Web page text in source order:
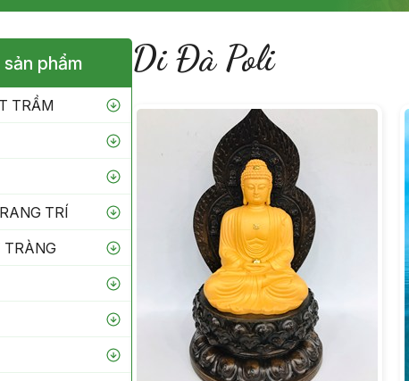
phẩm
TRẦM
TRÍ
TRÀNG
Di Đà Poli